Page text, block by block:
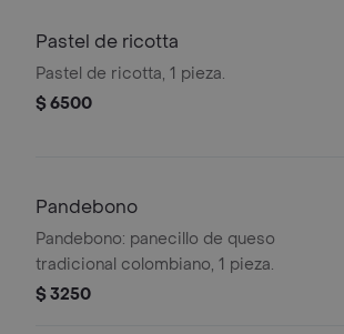
Pastel de ricotta
Pastel de ricotta, 1 pieza.
$ 6500
Pandebono
Pandebono: panecillo de queso
tradicional colombiano, 1 pieza.
$ 3250